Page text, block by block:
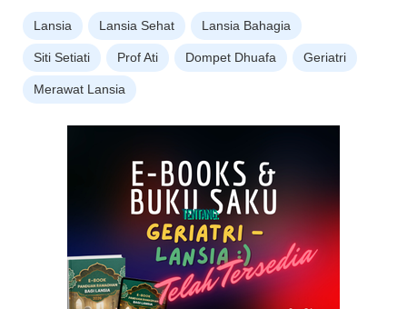
Lansia Lansia Sehat Lansia Bahagia
Siti Setiati Prof Ati Dompet Dhuafa Geriatri
Merawat Lansia